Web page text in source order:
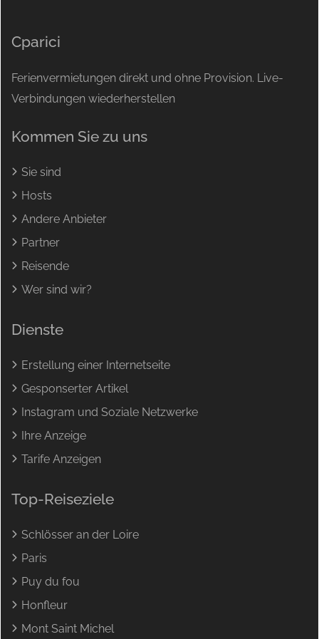
Cparici
Ferienvermietungen direkt und ohne Provision. Live-
Verbindungen wiederherstellen
Kommen Sie zu uns
Sie sind
Hosts
Andere Anbieter
Partner
Reisende
Wer sind wir?
Dienste
Erstellung einer Internetseite
Gesponserter Artikel
Instagram und Soziale Netzwerke
Ihre Anzeige
Tarife Anzeigen
Top-Reiseziele
Schlösser an der Loire
Paris
Puy du fou
Honfleur
Mont Saint Michel